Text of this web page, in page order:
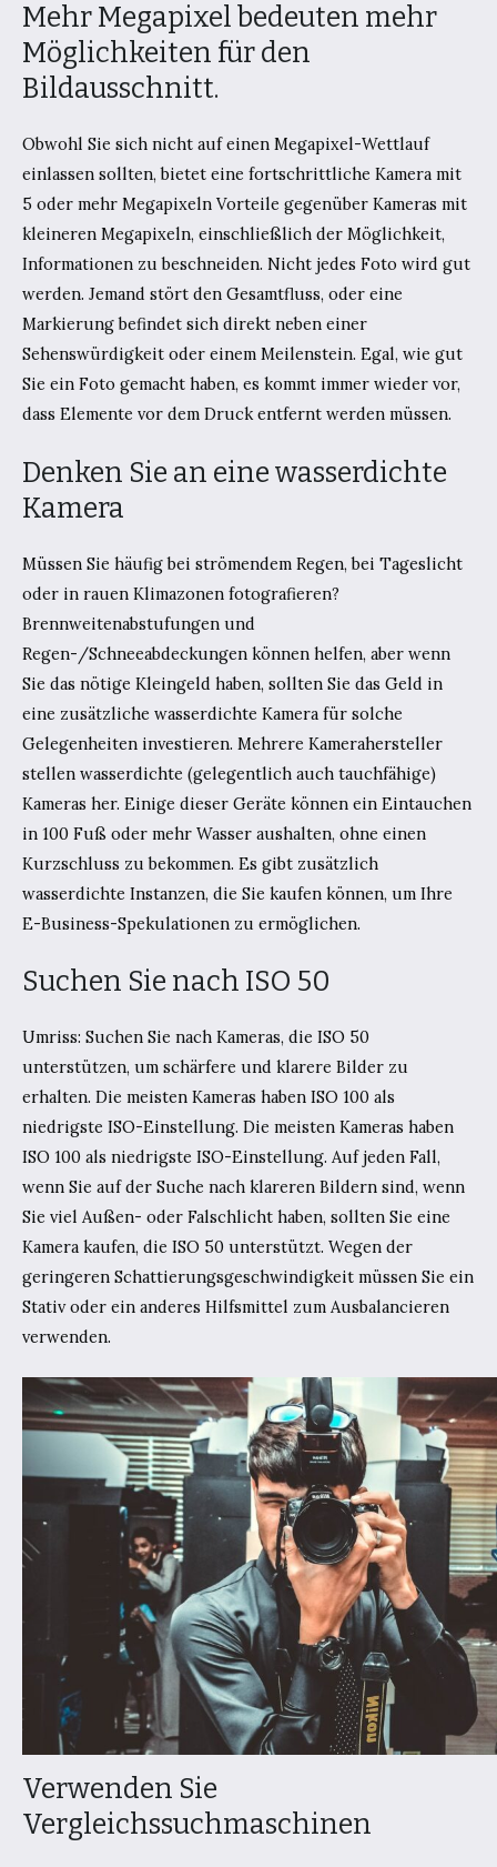
Mehr Megapixel bedeuten mehr
Möglichkeiten für den
Bildausschnitt.
Obwohl Sie sich nicht auf einen Megapixel-Wettlauf
einlassen sollten, bietet eine fortschrittliche Kamera mit
5 oder mehr Megapixeln Vorteile gegenüber Kameras mit
kleineren Megapixeln, einschließlich der Möglichkeit,
Informationen zu beschneiden. Nicht jedes Foto wird gut
werden. Jemand stört den Gesamtfluss, oder eine
Markierung befindet sich direkt neben einer
Sehenswürdigkeit oder einem Meilenstein. Egal, wie gut
Sie ein Foto gemacht haben, es kommt immer wieder vor,
dass Elemente vor dem Druck entfernt werden müssen.
Denken Sie an eine wasserdichte
Kamera
Müssen Sie häufig bei strömendem Regen, bei Tageslicht
oder in rauen Klimazonen fotografieren?
Brennweitenabstufungen und
Regen-/Schneeabdeckungen können helfen, aber wenn
Sie das nötige Kleingeld haben, sollten Sie das Geld in
eine zusätzliche wasserdichte Kamera für solche
Gelegenheiten investieren. Mehrere Kamerahersteller
stellen wasserdichte (gelegentlich auch tauchfähige)
Kameras her. Einige dieser Geräte können ein Eintauchen
in 100 Fuß oder mehr Wasser aushalten, ohne einen
Kurzschluss zu bekommen. Es gibt zusätzlich
wasserdichte Instanzen, die Sie kaufen können, um Ihre
E-Business-Spekulationen zu ermöglichen.
Suchen Sie nach ISO 50
Umriss: Suchen Sie nach Kameras, die ISO 50
unterstützen, um schärfere und klarere Bilder zu
erhalten. Die meisten Kameras haben ISO 100 als
niedrigste ISO-Einstellung. Die meisten Kameras haben
ISO 100 als niedrigste ISO-Einstellung. Auf jeden Fall,
wenn Sie auf der Suche nach klareren Bildern sind, wenn
Sie viel Außen- oder Falschlicht haben, sollten Sie eine
Kamera kaufen, die ISO 50 unterstützt. Wegen der
geringeren Schattierungsgeschwindigkeit müssen Sie ein
Stativ oder ein anderes Hilfsmittel zum Ausbalancieren
verwenden.
Verwenden Sie
Vergleichssuchmaschinen